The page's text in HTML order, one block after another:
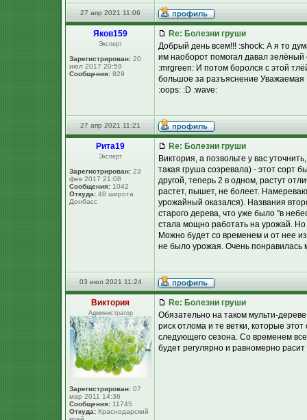
27 апр 2021 11:06
Яков159
Эксперт
Зарегистрирован: 20
июл 2017 20:59
Сообщения: 829
Re: Болезни груши
Добрый день всем!!! :shock: А я то
им наоборот помогал давал
:mrgreen: И потом боролся с этой
большое за разъяснение Уважаемая
:oops: :D :wave:
27 апр 2021 11:21
Рита19
Эксперт
Зарегистрирован: 23
фев 2017 21:08
Сообщения: 1042
Откуда: 48 широта
Донбасс
Re: Болезни груши
Виктория, а позвольте у вас
такая груша созревала) - этот сорт
другой, теперь 2 в одном, растут
растет, пышет, не болеет.
урожайный оказался). Названия
старого дерева, что уже было "в
стала мощно работать на урожай. Но
Можно будет со временем и от нее
не было урожая. Очень понравилась
03 июл 2021 11:24
Виктория
Администратор
Зарегистрирован: 07
мар 2011 14:36
Сообщения: 11745
Откуда: Краснодарский
Re: Болезни груши
Обязательно на таком мульти-
риск отлома и те ветки, которые
следующего сезона. Со временем
будет регулярно и равномерно